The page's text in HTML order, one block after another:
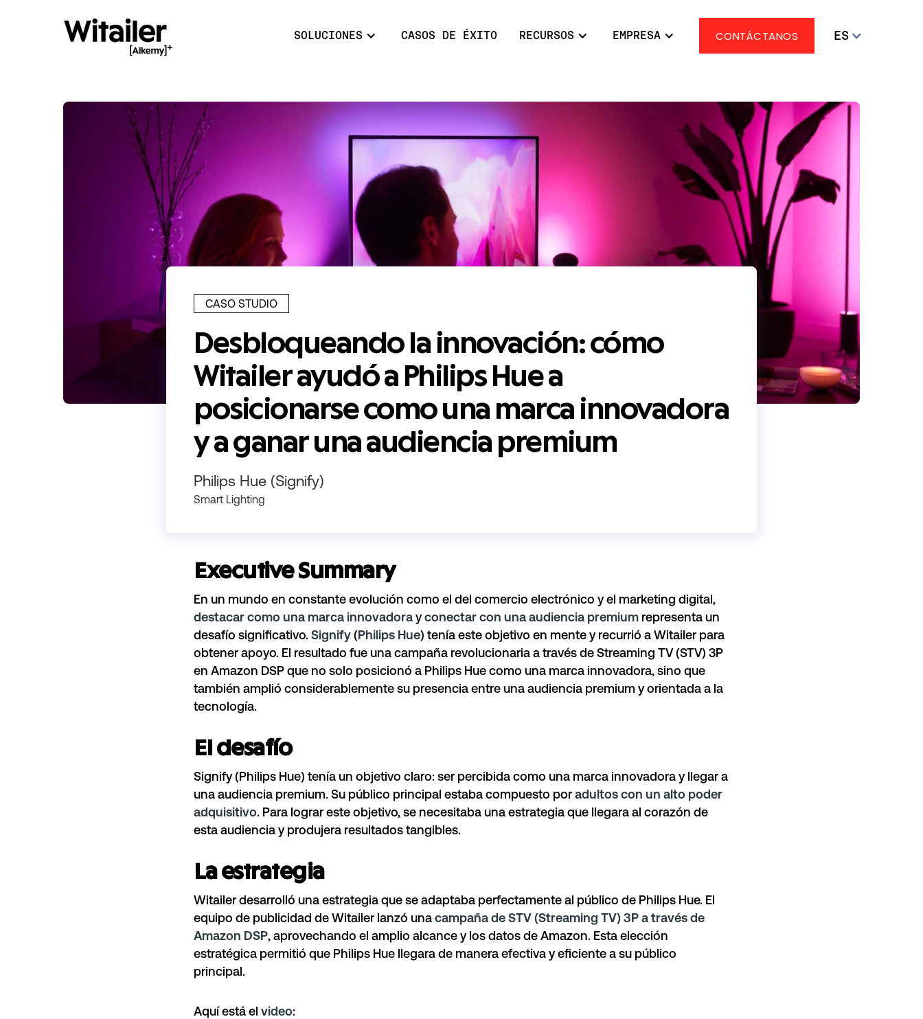
SOLUCIONES CASOS DE ÉXITO RECURSOS EMPRESA CONTÁCTANOS ES
CASO STUDIO
Desbloqueando la innovación: cómo
Witailer ayudó a Philips Hue a
posicionarse como una marca innovadora
y a ganar una audiencia premium
Philips Hue (Signify)
Smart Lighting
Executive Summary
En un mundo en constante evolución como el del comercio electrónico y el marketing digital,
destacar como una marca innovadorayconectar con una audiencia premium representa un
desafío significativo.Signify(Philips Hue) tenía este objetivo en mente y recurrió a Witailer para
obtener apoyo. El resultado fue una campaña revolucionaria a través de Streaming TV (STV) 3P
en Amazon DSP que no solo posicionó a Philips Hue como una marca innovadora, sino que
también amplió considerablemente su presencia entre una audiencia premium y orientada a la
tecnología.
El desafío
Signify (Philips Hue) tenía un objetivo claro: ser percibida como una marca innovadora y llegar a
una audiencia premium. Su público principal estaba compuesto poradultos con un alto poder
adquisitivo. Para lograr este objetivo, se necesitaba una estrategia que llegara al corazón de
esta audiencia y produjera resultados tangibles.
La estrategia
Witailer desarrolló una estrategia que se adaptaba perfectamente al público de Philips Hue. El
equipo de publicidad de Witailer lanzó unacampaña de STV (Streaming TV) 3P a través de
Amazon DSP, aprovechando el amplio alcance y los datos de Amazon. Esta elección
estratégica permitió que Philips Hue llegara de manera efectiva y eficiente a su público
principal.
Aquí está el video: